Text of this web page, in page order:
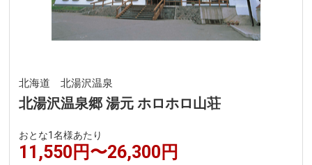
北海道 北湯沢温泉
北湯沢温泉郷 湯元 ホロホロ山荘
おとな1名様あたり
11,550円〜26,300円